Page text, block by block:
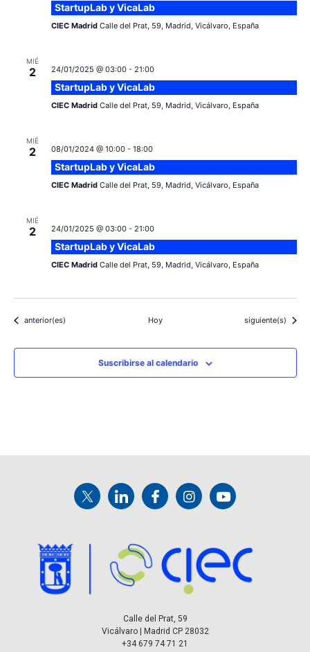
StartupLab y VicaLab
CIEC Madrid Calle del Prat, 59, Madrid, Vicálvaro, España
MIÉ
2 24/01/2025 @ 03:00- 21:00
StartupLab y VicaLab
CIEC Madrid Calle del Prat, 59, Madrid, Vicálvaro, España
MIÉ
2 08/01/2024 @ 10:00- 18:00
StartupLab y VicaLab
CIEC Madrid Calle del Prat, 59, Madrid, Vicálvaro, España
MIÉ
2 24/01/2025 @ 03:00- 21:00
StartupLab y VicaLab
CIEC Madrid Calle del Prat, 59, Madrid, Vicálvaro, España
Eventos
anterior(es) Hoy Eventos
siguiente(s)
Suscribirse al calendario
Calle del Prat, 59
Vicálvaro | Madrid CP 28032
+34 679 74 71 21